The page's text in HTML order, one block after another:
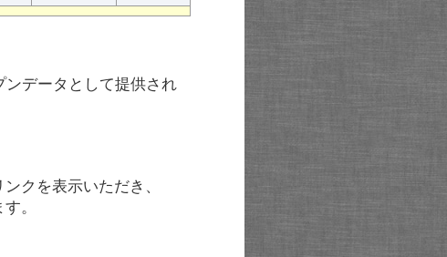
データとして提供され
クを表示いただき、
。